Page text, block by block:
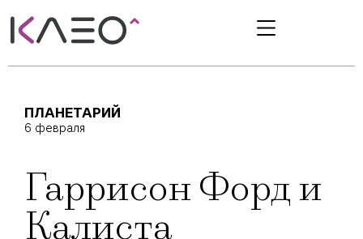
ПЛАНЕТАРИЙ
6 февраля
Гаррисон Форд и
Калиста